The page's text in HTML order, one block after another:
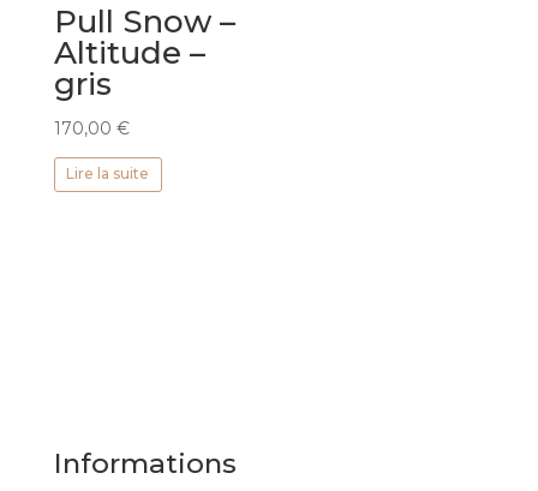
Pull Snow –
Altitude –
gris
170,00 €
Lire la suite
Informations